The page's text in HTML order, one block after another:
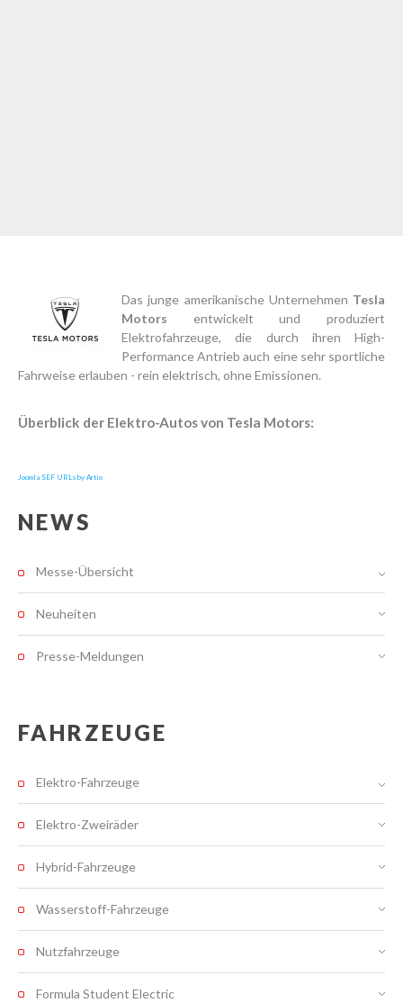
Das junge amerikanische Unternehmen Tesla
Motors entwickelt und produziert
Elektrofahrzeuge, die durch ihren High-
Performance Antrieb auch eine sehr sportliche
Fahrweise erlauben - rein elektrisch, ohne Emissionen.
Überblick der Elektro-Autos von Tesla Motors:
Joomla SEF URLs by Artio
NEWS
Messe-Übersicht
Neuheiten
Presse-Meldungen
FAHRZEUGE
Elektro-Fahrzeuge
Elektro-Zweiräder
Hybrid-Fahrzeuge
Wasserstoff-Fahrzeuge
Nutzfahrzeuge
Formula Student Electric